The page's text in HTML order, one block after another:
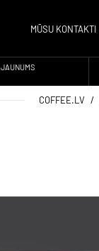
MŪSU KONTAKTI
JAUNUMS
COFFEE.LV